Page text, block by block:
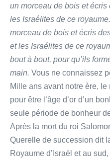
un morceau de bois et
les Israélites de ce
morceau de bois et écris
et les Israélites de ce
bout à bout, pour qu’ils
main. Vous ne connaissez
Mille ans avant notre ère,
pour être l’âge d’or d’un
seule période de bonheur
Après la mort du roi
Querelle de succession dit
Royaume d’Israël et au